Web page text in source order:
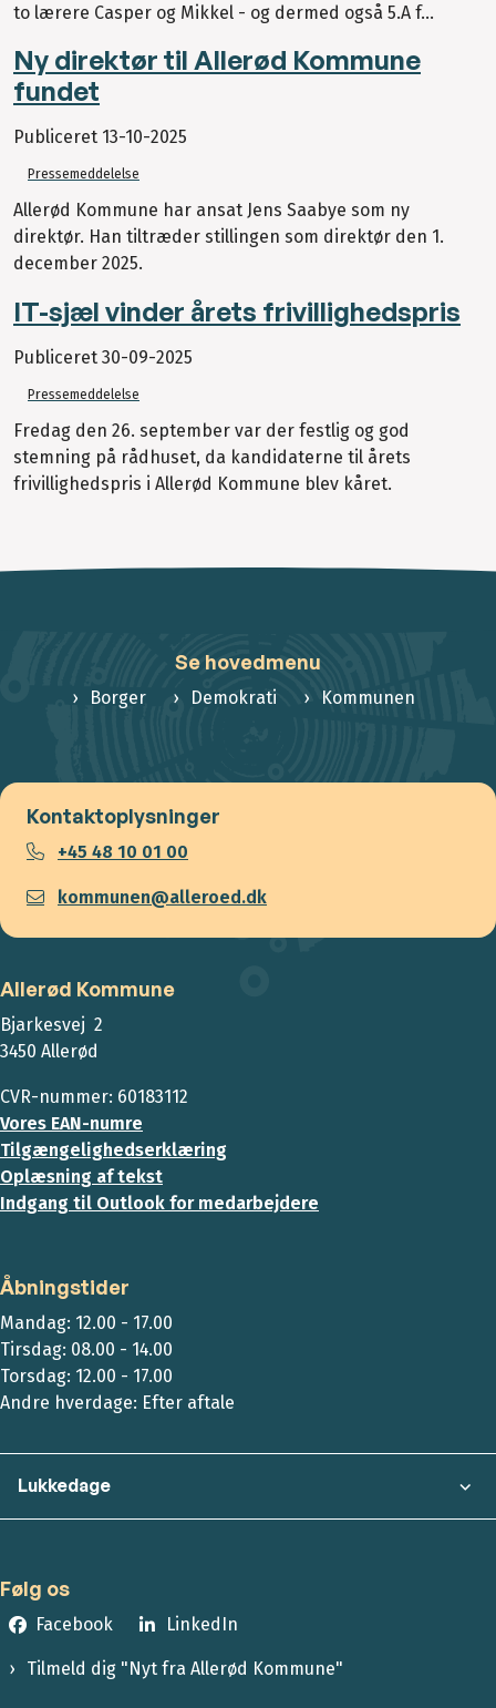
to lærere Casper og Mikkel - og dermed også 5.A f...
Ny direktør til Allerød Kommune
fundet
Publiceret 13-10-2025
Pressemeddelelse
Allerød Kommune har ansat Jens Saabye som ny
direktør. Han tiltræder stillingen som direktør den 1.
december 2025.
IT-sjæl vinder årets frivillighedspris
Publiceret 30-09-2025
Pressemeddelelse
Fredag den 26. september var der festlig og god
stemning på rådhuset, da kandidaterne til årets
frivillighedspris i Allerød Kommune blev kåret.
Se hovedmenu
Borger Demokrati Kommunen
Kontaktoplysninger
+45 48 10 01 00
kommunen@alleroed.dk
Allerød Kommune
Bjarkesvej 2
3450 Allerød
CVR-nummer: 60183112
Vores EAN-numre
Tilgængelighedserklæring
Oplæsning af tekst
Indgang til Outlook for medarbejdere
Åbningstider
Mandag: 12.00 - 17.00
Tirsdag: 08.00 - 14.00
Torsdag: 12.00 - 17.00
Andre hverdage: Efter aftale
Lukkedage
Følg os
Facebook LinkedIn
Tilmeld dig "Nyt fra Allerød Kommune"